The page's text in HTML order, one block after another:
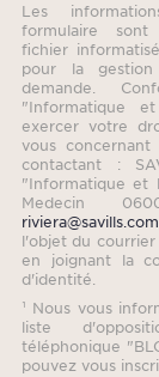
Les
formulaire
fichier
pour la
demande.
"Informatique
exercer votre
vous
contactant :
"Informatique et
Medecin
riviera@savills.com
l'objet du
en joignant la
d'identité.
¹ Nous vous
liste
téléphonique
pouvez vous